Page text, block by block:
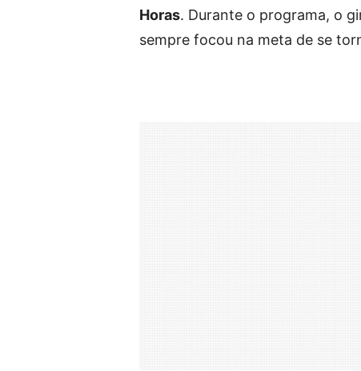
Horas. Durante o programa, o
sempre focou na meta de se